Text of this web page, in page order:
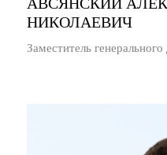
НИКОЛАЕВИЧ
Заместитель